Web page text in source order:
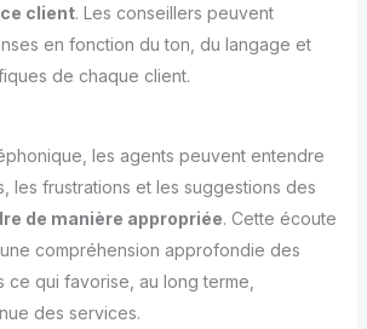
client. Les conseillers peuvent
en fonction du ton, du langage et
de chaque client.
les agents peuvent entendre
les frustrations et les suggestions des
de manière appropriée. Cette écoute
compréhension approfondie des
ce qui favorise, au long terme,
des services.